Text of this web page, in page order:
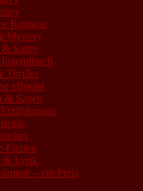
Romane
Mystery
Satire
Thriller
eBooks
& Sagen
Fiction
& Lyrik
– ein Preis